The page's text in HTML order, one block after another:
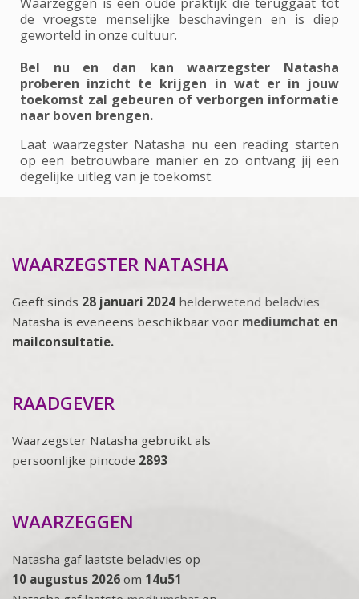
de vroegste menselijke beschavingen en is diep
geworteld in onze cultuur.
Bel nu en dan kan waarzegster Natasha
proberen inzicht te krijgen in wat er in jouw
toekomst zal gebeuren of verborgen informatie
naar boven brengen.
Laat waarzegster Natasha nu een reading starten
op een betrouwbare manier en zo ontvang jij een
degelijke uitleg van je toekomst.
WAARZEGSTER NATASHA
Geeft sinds 28 januari 2024 helderwetend beladvies
Natasha is eveneens beschikbaar voor mediumchat en
mailconsultatie.
RAADGEVER
Waarzegster Natasha gebruikt als
persoonlijke pincode 2893
WAARZEGGEN
Natasha gaf laatste beladvies op
10 augustus 2026 om 14u51